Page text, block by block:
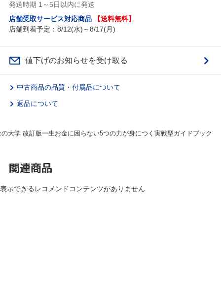
発送時期 1～5日以内に発送
店舗受取サービス対応商品
【送料無料】
店舗到着予定：8/12(水)～8/17(月)
値下げのお知らせを受け取る
中古商品の品質・付属品について
返品について
大学 改訂版一生お金に困らない5つの力が身につく実戦型ガイドブック
関連商品
表示できるレコメンドコンテンツがありません